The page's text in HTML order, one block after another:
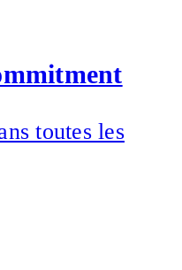
toutes les